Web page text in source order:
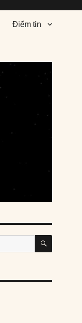
Điểm tin
SEARCH